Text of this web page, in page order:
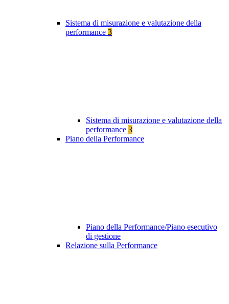
Sistema di misurazione e valutazione della
performance 3
Sistema di misurazione e valutazione della
performance 3
Piano della Performance
Piano della Performance/Piano esecutivo
di gestione
Relazione sulla Performance